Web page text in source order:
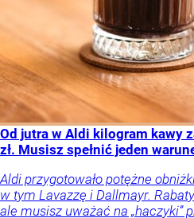
Od jutra w Aldi kilogram kawy
zł. Musisz spełnić jeden
Aldi przygotowało potężne
w tym Lavazzę i Dallmayr.
ale musisz uważać na „haczyki”